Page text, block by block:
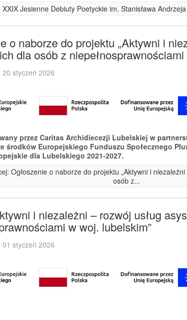
Jesienne Debiuty Poetyckie im. Stanisława
o naborze do projektu „Aktywni i
dla osób z
20 styczeń 2026
przez Caritas Archidiecezji Lubelskiej w
środków Europejskiego Funduszu Społecznego
dla Lubelskiego 2021-2027.
Ogłoszenie o naborze do projektu „Aktywni i
osób z...
i niezależni – rozwój usług
w woj. lubelskim”
01 styczeń 2026